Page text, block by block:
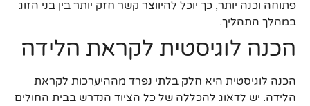
פתוחה וכנה יותר, כך יוכל להיווצר קשר חזק יותר בין בני הזוג
במהלך התהליך.
הכנה לוגיסטית לקראת הלידה
הכנה לוגיסטית היא חלק בלתי נפרד מההיערכות לקראת
הלידה. יש לדאוג להכללה של כל הציוד הנדרש בבית החולים